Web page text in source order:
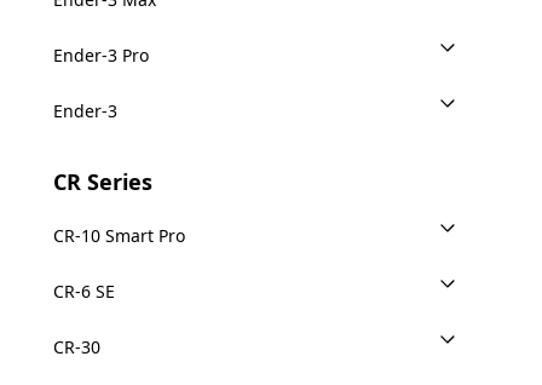
Ender-3 Pro
Ender-3
CR Series
CR-10 Smart Pro
CR-6 SE
CR-30